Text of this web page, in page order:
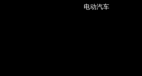
电动汽车